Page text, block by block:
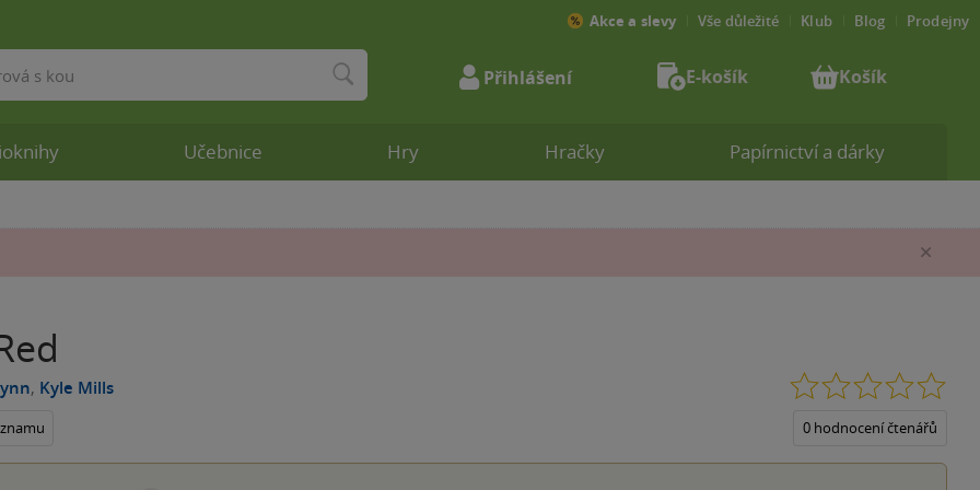
, Kyle Mills
0 hodnocení čtenářů
Učebnice Hry Hračky Papírnictví a dárky
Akce a slevy Vše důležité Klub Blog Prodejny
Přihlášení E-košík Košík